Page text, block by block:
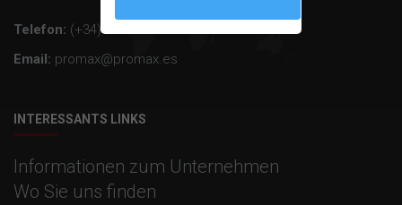
Telefon: (+34) 931 847 700
Email: promax@promax.es
INTERESSANTS LINKS
Informationen zum Unternehmen
Wo Sie uns finden